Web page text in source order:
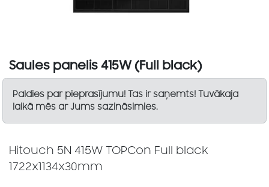
Saules panelis 415W (Full black)
Paldies par pieprasījumu! Tas ir saņemts! Tuvākaja
laikā mēs ar Jums sazināsimies.
Hitouch 5N 415W TOPCon Full black
1722x1134x30mm